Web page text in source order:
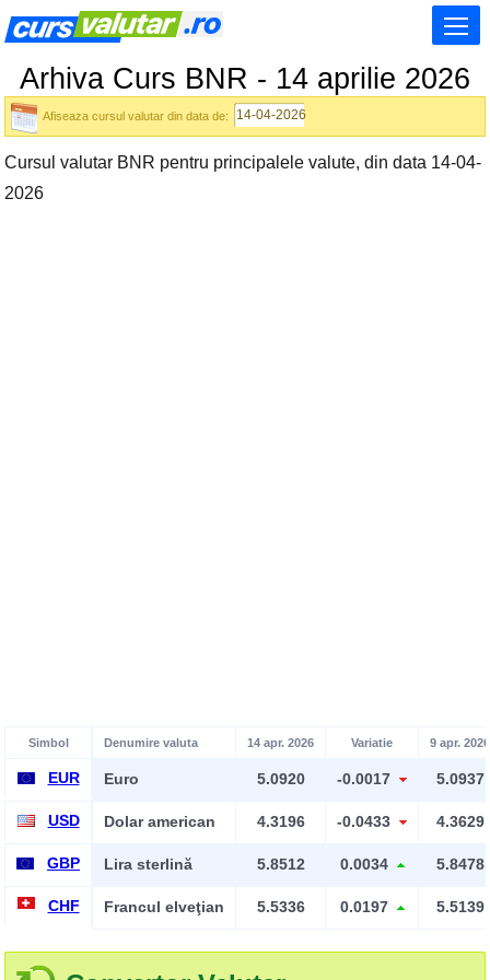
Arhiva Curs BNR - 14 aprilie 2026
Afiseaza cursul valutar din data de:
Cursul valutar BNR pentru principalele valute, din data 14-04-
2026
Simbol Denumire valuta 14 apr. 2026 Variatie 9 apr. 2026
EUR Euro 5.0920 -0.0017 5.0937
USD Dolar american 4.3196 -0.0433 4.3629
GBP Lira sterlină 5.8512 0.0034 5.8478
CHF Francul elveţian 5.5336 0.0197 5.5139